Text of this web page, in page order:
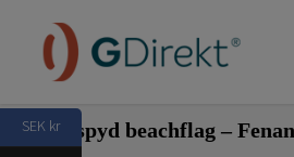
innehållet
Jordspyd beachflag –
SEK kr